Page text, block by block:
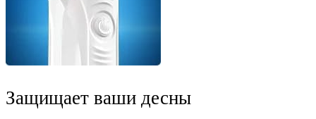
Защищает ваши десны